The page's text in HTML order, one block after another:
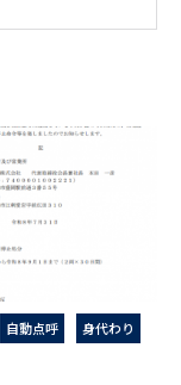
自動点呼 身代わり